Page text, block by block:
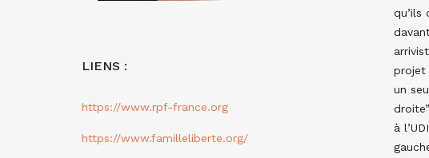
qu’ils
projet
un
à
LIENS :
https://www.rpf-france.org
https://www.familleliberte.org/